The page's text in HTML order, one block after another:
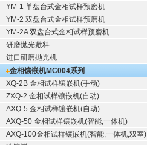
YM-1 单盘台式金相试样预磨机
YM-2 双盘台式金相试样预磨机
YM-2A 双盘台式金相试样预磨机
研磨抛光敷料
进口研磨抛光机
金相镶嵌机MC004系列
XQ-2B 金相试样镶嵌机(手动)
ZXQ-2 金相试样镶嵌机(自动)
AXQ-5 金相试样镶嵌机(自动)
AXQ-50 金相试样镶嵌机(智能,一体机)
AXQ-100金相试样镶嵌机(智能,一体机,双室)